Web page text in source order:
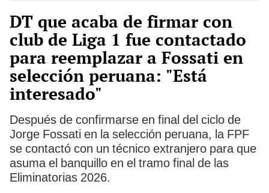
DT que acaba de firmar con
club de Liga 1 fue contactado
para reemplazar a Fossati en
selección peruana: "Está
interesado"
Después de confirmarse en final del ciclo de
Jorge Fossati en la selección peruana, la FPF
se contactó con un técnico extranjero para que
asuma el banquillo en el tramo final de las
Eliminatorias 2026.